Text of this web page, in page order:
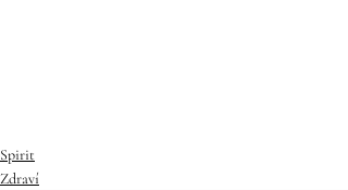
Spirit
Zdraví